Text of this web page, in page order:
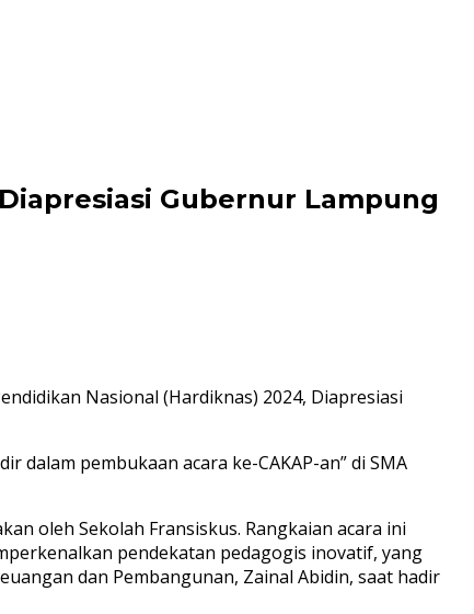
Gubernur Lampung
Nasional (Hardiknas) 2024, Diapresiasi
dalam pembukaan acara ke-CAKAP-an” di SMA
oleh Sekolah Fransiskus. Rangkaian acara ini
pendekatan pedagogis inovatif, yang
dan Pembangunan, Zainal Abidin, saat hadir